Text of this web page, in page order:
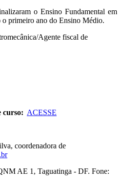
o Ensino Fundamental em
o primeiro ano do Ensino Médio.
Agente fiscal de
curso: ACESSE
coordenadora de
AE 1, Taguatinga - DF. Fone: